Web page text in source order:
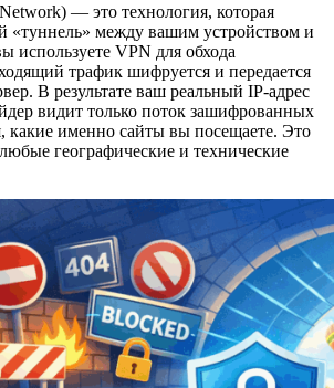
— это технология, которая
«туннель» между вашим устройством и
используете VPN для обхода
трафик шифруется и передается
В результате ваш реальный IP-адрес
видит только поток зашифрованных
какие именно сайты вы посещаете. Это
географические и технические